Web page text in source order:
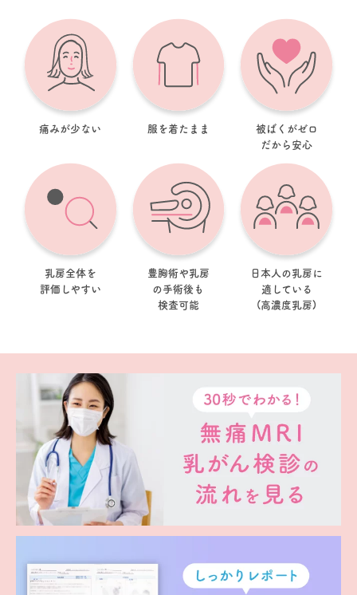
痛みが少ない 服を着たまま
被ばくがゼロ
だから安心
乳房全体を
評価しやすい
豊胸術や乳房
の手術後も
検査可能
日本人の乳房に
適している
(高濃度乳房)